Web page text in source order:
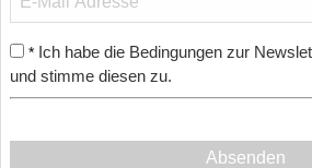
* Ich habe die Bedingungen zur
und stimme diesen zu.
Absenden